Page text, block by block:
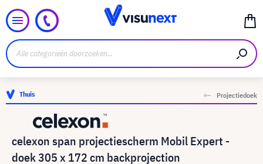
Thuis Projectiedoek
celexon span projectiescherm Mobil Expert -
doek 305 x 172 cm backprojection